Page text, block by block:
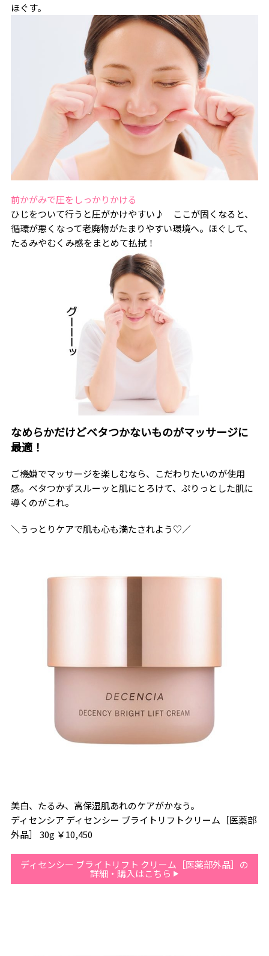
ほぐす。
前かがみで圧をしっかりかける
ひじをついて行うと圧がかけやすい♪ ここが固くなると、
循環が悪くなって老廃物がたまりやすい環境へ。ほぐして、
たるみやむくみ感をまとめて払拭！
なめらかだけどベタつかないものがマッサージに
最適！
ご機嫌でマッサージを楽しむなら、こだわりたいのが使用
感。ベタつかずスルーッと肌にとろけて、ぷりっとした肌に
導くのがこれ。
＼うっとりケアで肌も心も満たされよう♡／
美白、たるみ、高保湿肌あれのケアがかなう。
ディセンシア ディセンシー ブライトリフトクリーム［医薬部
外品］ 30g ￥10,450
ディセンシー ブライトリフト クリーム［医薬部外品］の
詳細・購入はこちら